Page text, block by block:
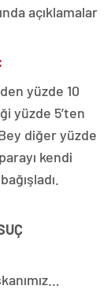
açıklamalar
yüzde 10
yüzde 5’ten
diğer yüzde
kendi